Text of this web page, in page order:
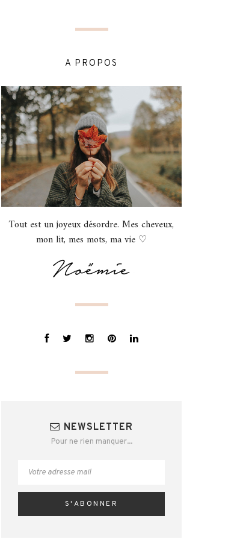
A PROPOS
Tout est un joyeux désordre. Mes cheveux,
mon lit, mes mots, ma vie ♡
NEWSLETTER
Pour ne rien manquer...